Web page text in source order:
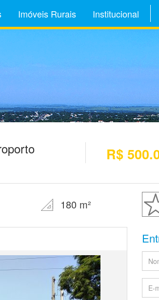
Imóveis Rurais Institucional
R$
180 m²